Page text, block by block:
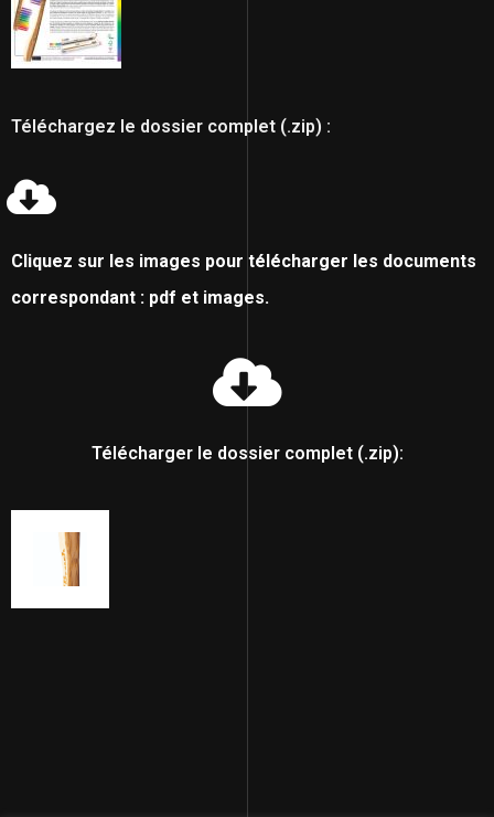
Téléchargez le dossier complet (.zip) :
Cliquez sur les images pour télécharger les documents
correspondant : pdf et images.
Télécharger le dossier complet (.zip):